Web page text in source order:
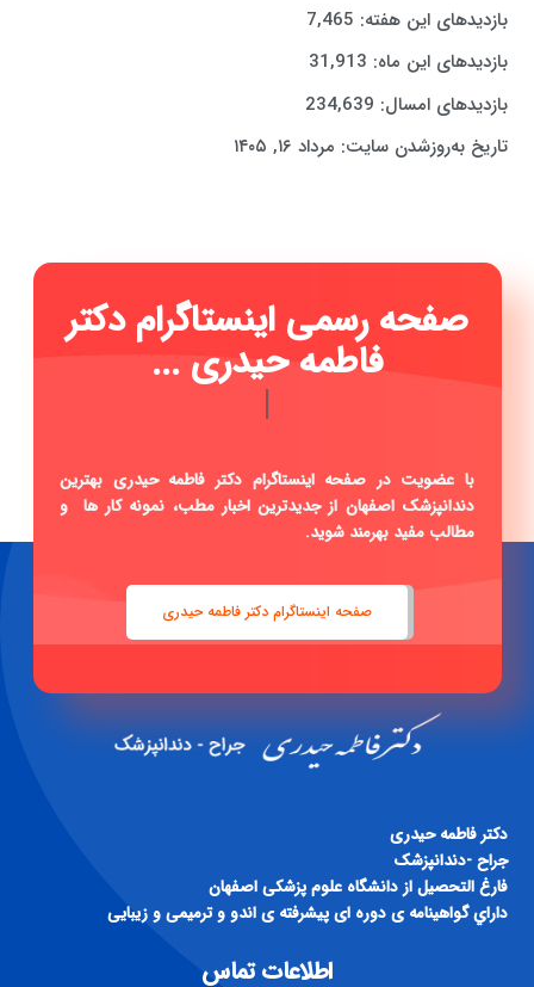
بازدیدهای این هفته: 7,465
بازدیدهای این ماه: 31,913
بازدیدهای امسال: 234,639
تاریخ به‌روزشدن سایت: مرداد ۱۶, ۱۴۰۵
صفحه رسمی اینستاگرام دکتر
فاطمه حیدری ...
|
با عضویت در صفحه اینستاگرام دکتر فاطمه حیدری بهترین
دندانپزشک اصفهان از جدیدترین اخبار مطب، نمونه کار ها و
مطالب مفید بهرمند شوید.
صفحه اینستاگرام دکتر فاطمه حیدری
دكتر فاطمه حيدری
جراح -دندانپزشک
فارغ التحصيل از دانشگاه علوم پزشكی اصفهان
داراي گواهينامه ی دوره ای پيشرفته ی اندو و ترميمی و زيبايی
اطلاعات تماس